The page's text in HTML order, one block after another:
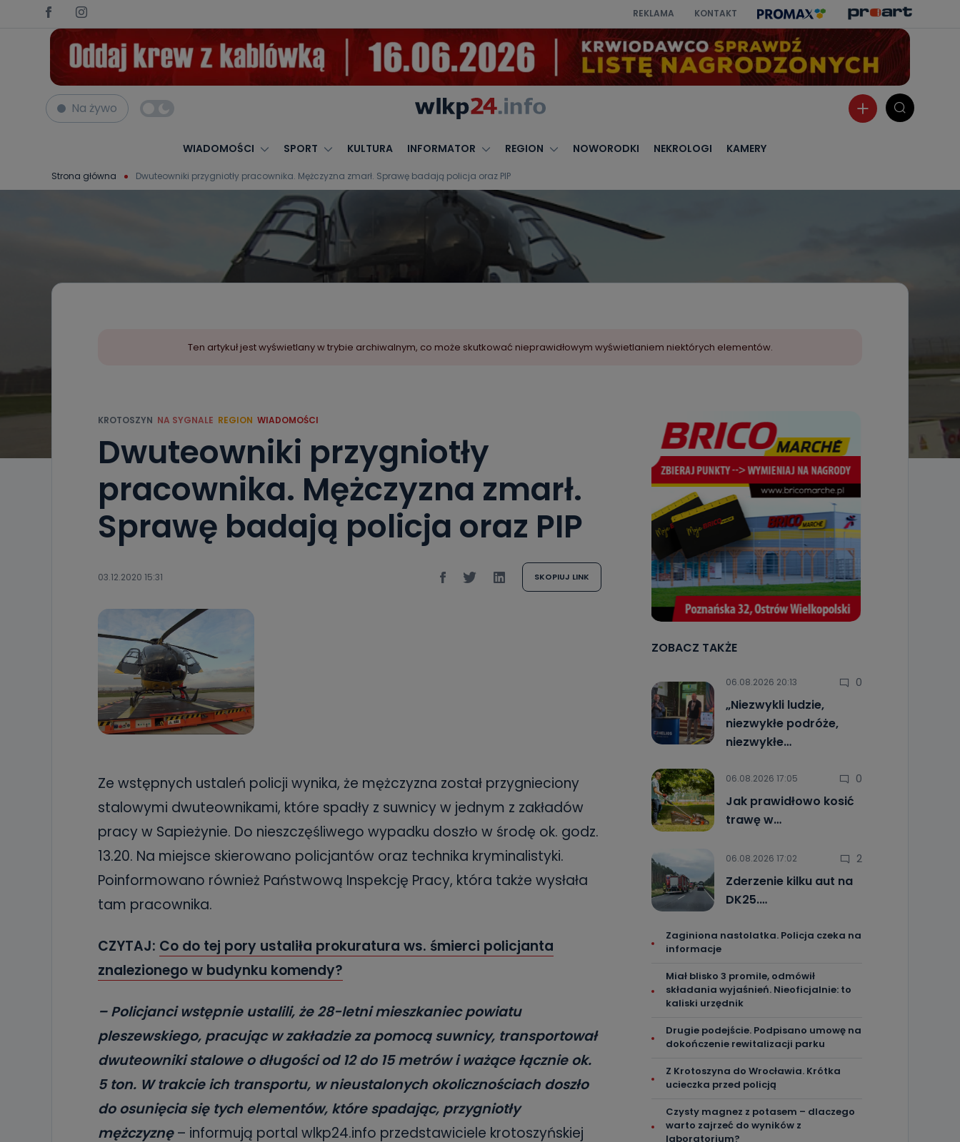
REKLAMA KONTAKT
Na żywo
WIADOMOŚCI SPORT KULTURA INFORMATOR REGION NOWORODKI NEKROLOGI KAMERY
Strona główna Dwuteowniki przygniotły pracownika. Mężczyzna zmarł. Sprawę badają policja oraz PIP
Ten artykuł jest wyświetlany w trybie archiwalnym, co może skutkować nieprawidłowym wyświetlaniem niektórych elementów.
KROTOSZYN NA SYGNALE REGION WIADOMOŚCI
Dwuteowniki przygniotły
pracownika. Mężczyzna zmarł.
Sprawę badają policja oraz PIP
03.12.2020 15:31 SKOPIUJ LINK
Ze wstępnych ustaleń policji wynika, że mężczyzna został przygnieciony
stalowymi dwuteownikami, które spadły z suwnicy w jednym z zakładów
pracy w Sapieżynie. Do nieszczęśliwego wypadku doszło w środę ok. godz.
13.20. Na miejsce skierowano policjantów oraz technika kryminalistyki.
Poinformowano również Państwową Inspekcję Pracy, która także wysłała
tam pracownika.
CZYTAJ: Co do tej pory ustaliła prokuratura ws. śmierci policjanta
znalezionego w budynku komendy?
– Policjanci wstępnie ustalili, że 28-letni mieszkaniec powiatu
pleszewskiego, pracując w zakładzie za pomocą suwnicy, transportował
dwuteowniki stalowe o długości od 12 do 15 metrów i ważące łącznie ok.
5 ton. W trakcie ich transportu, w nieustalonych okolicznościach doszło
do osunięcia się tych elementów, które spadając, przygniotły
mężczyznę– informują portal wlkp24.info przedstawiciele krotoszyńskiej
ZOBACZ TAKŻE
06.08.2026 20:13 0
„Niezwykli ludzie,
niezwykłe podróże,
niezwykłe…
06.08.2026 17:05 0
Jak prawidłowo kosić
trawę w…
06.08.2026 17:02 2
Zderzenie kilku aut na
DK25.…
Zaginiona nastolatka. Policja czeka na
informacje
Miał blisko 3 promile, odmówił
składania wyjaśnień. Nieoficjalnie: to
kaliski urzędnik
Drugie podejście. Podpisano umowę na
dokończenie rewitalizacji parku
Z Krotoszyna do Wrocławia. Krótka
ucieczka przed policją
Czysty magnez z potasem – dlaczego
warto zajrzeć do wyników z
laboratorium?